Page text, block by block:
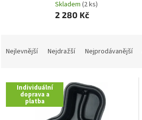
Skladem (2 ks)
2 280 Kč
n
p
Nejlevnější Nejdražší Nejprodávanější
V
p
Individuální
doprava a
platba